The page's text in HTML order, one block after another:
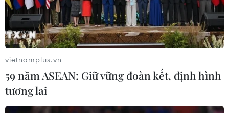
#nền tảng trí tuệ nhân tạo
#vietGPT
#trí tuệ nhân tạo
#AI
#liên minh trí tuệ nhân tạo
Theo dõi VietnamPlus
vietnamplus.vn
59 năm ASEAN: Giữ vững đoàn kết, định hình
tương lai